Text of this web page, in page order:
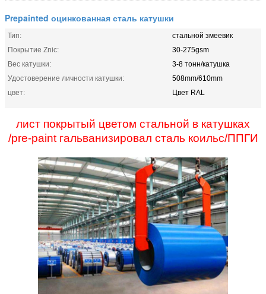
Prepainted оцинкованная сталь катушки
Тип:
стальной змеевик
Покрытие Znic:
30-275gsm
Вес катушки:
3-8 тонн/катушка
Удостоверение личности катушки:
508mm/610mm
цвет:
Цвет RAL
лист покрытый цветом стальной в катушках
/pre-paint гальванизировал сталь коильс/ППГИ